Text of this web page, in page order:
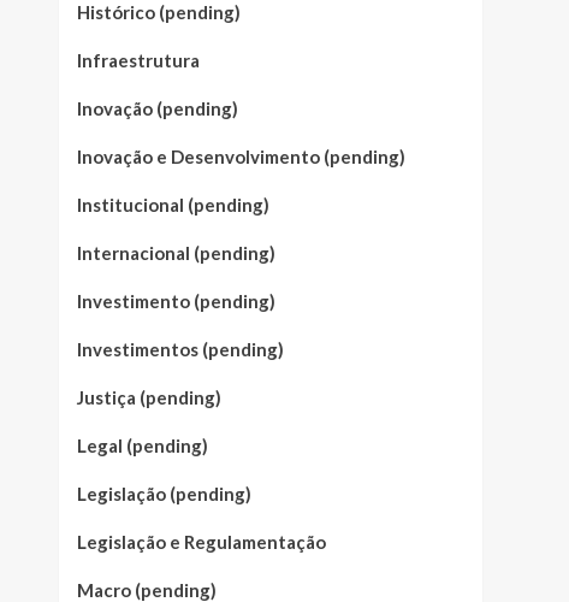
Histórico (pending)
Infraestrutura
Inovação (pending)
Inovação e Desenvolvimento (pending)
Institucional (pending)
Internacional (pending)
Investimento (pending)
Investimentos (pending)
Justiça (pending)
Legal (pending)
Legislação (pending)
Legislação e Regulamentação
Macro (pending)